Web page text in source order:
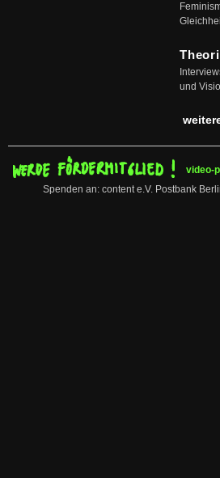
und
video-
Spenden an: content e.V. Postbank